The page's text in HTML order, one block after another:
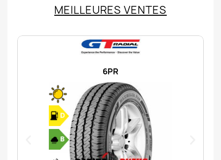
MEILLEURES VENTES
6PR